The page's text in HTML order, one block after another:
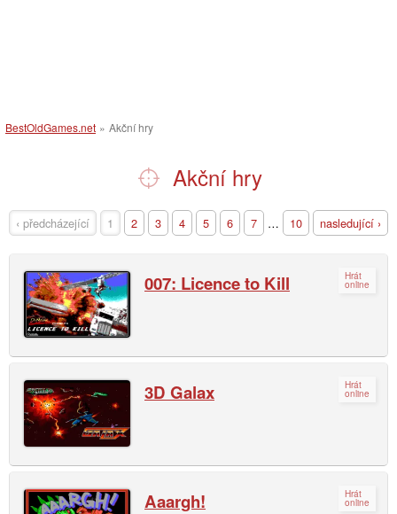
BestOldGames.net » Akční hry
Akční hry
‹ předcházející 1 2 3 4 5 6 7 … 10 nasledující ›
Hrát
online
007: Licence to Kill
Hrát
online
3D Galax
Hrát
online
Aaargh!